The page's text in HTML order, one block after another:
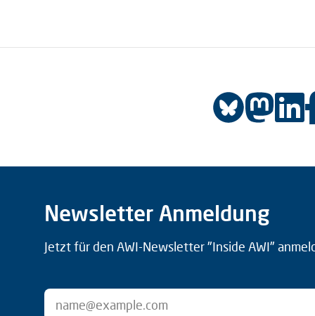
Newsletter Anmeldung
Jetzt für den AWI-Newsletter "Inside AWI"